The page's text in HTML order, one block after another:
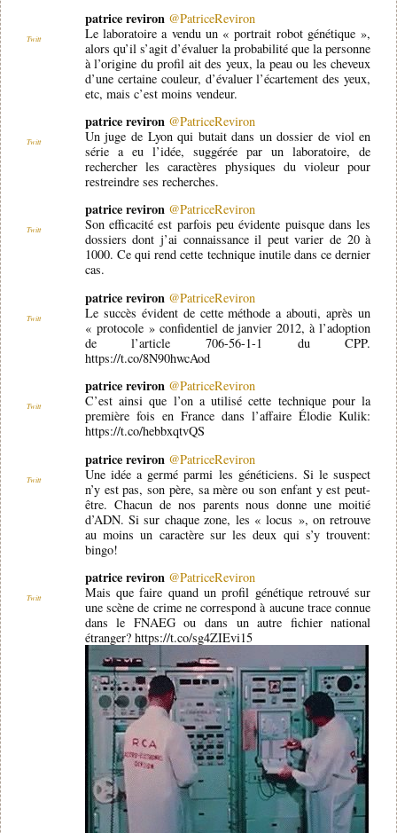
Twitt
patrice reviron @PatriceReviron
Le laboratoire a vendu un « portrait robot génétique »,
alors qu’il s’agit d’évaluer la probabilité que la personne
à l’origine du profil ait des yeux, la peau ou les cheveux
d’une certaine couleur, d’évaluer l’écartement des yeux,
etc, mais c’est moins vendeur.
Twitt
patrice reviron @PatriceReviron
Un juge de Lyon qui butait dans un dossier de viol en
série a eu l’idée, suggérée par un laboratoire, de
rechercher les caractères physiques du violeur pour
restreindre ses recherches.
Twitt
patrice reviron @PatriceReviron
Son efficacité est parfois peu évidente puisque dans les
dossiers dont j’ai connaissance il peut varier de 20 à
1000. Ce qui rend cette technique inutile dans ce dernier
cas.
Twitt
patrice reviron @PatriceReviron
Le succès évident de cette méthode a abouti, après un
« protocole » confidentiel de janvier 2012, à l’adoption
de l’article 706-56-1-1 du CPP.
https://t.co/8N90hwcAod
Twitt
patrice reviron @PatriceReviron
C’est ainsi que l’on a utilisé cette technique pour la
première fois en France dans l’affaire Élodie Kulik:
https://t.co/hebbxqtvQS
Twitt
patrice reviron @PatriceReviron
Une idée a germé parmi les généticiens. Si le suspect
n’y est pas, son père, sa mère ou son enfant y est peut-
être. Chacun de nos parents nous donne une moitié
d’ADN. Si sur chaque zone, les « locus », on retrouve
au moins un caractère sur les deux qui s’y trouvent:
bingo!
Twitt
patrice reviron @PatriceReviron
Mais que faire quand un profil génétique retrouvé sur
une scène de crime ne correspond à aucune trace connue
dans le FNAEG ou dans un autre fichier national
étranger? https://t.co/sg4ZIEvi15